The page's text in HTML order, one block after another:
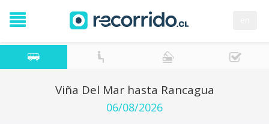
Viña Del Mar hasta Rancagua
06/08/2026